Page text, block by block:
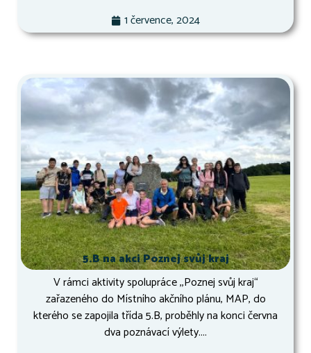
1 července, 2024
5.B na akci Poznej svůj kraj
V rámci aktivity spolupráce ,,Poznej svůj kraj“
zařazeného do Místního akčního plánu, MAP, do
kterého se zapojila třída 5.B, proběhly na konci června
dva poznávací výlety....